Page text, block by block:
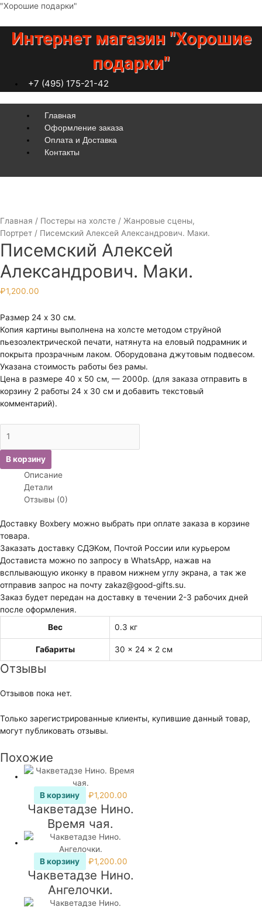
Перейти
"Хорошие подарки"
Интернет магазин "Хорошие
подарки"
+7 (495) 175-21-42
Меню
Главная
Оформление заказа
Оплата и Доставка
Контакты
Главная / Постеры на холсте / Жанровые сцены,
Портрет / Писемский Алексей Александрович. Маки.
Писемский Алексей
Александрович. Маки.
₽1,200.00
Размер 24 х 30 см.
Копия картины выполнена на холсте методом струйной
пьезоэлектрической печати, натянута на еловый подрамник и
покрыта прозрачным лаком. Оборудована джутовым подвесом.
Указана стоимость работы без рамы.
Цена в размере 40 х 50 см, — 2000р. (для заказа отправить в
корзину 2 работы 24 х 30 см и добавить текстовый
комментарий).
товара
Писемский
Алексей
Александрович.
В корзину
Описание
Детали
Отзывы (0)
Доставку Boxbery можно выбрать при оплате заказа в корзине
товара.
Заказать доставку СДЭКом, Почтой России или курьером
Достависта можно по запросу в WhatsApp, нажав на
всплывающую иконку в правом нижнем углу экрана, а так же
отправив запрос на почту zakaz@good-gifts.su.
Заказ будет передан на доставку в течении 2-3 рабочих дней
после оформления.
Вес
0.3 кг
Габариты 30 × 24 × 2 см
Отзывы
Отзывов пока нет.
Только зарегистрированные клиенты, купившие данный товар,
могут публиковать отзывы.
Похожие
В корзину ₽1,200.00
Чакветадзе Нино.
Время чая.
В корзину ₽1,200.00
Чакветадзе Нино.
Ангелочки.